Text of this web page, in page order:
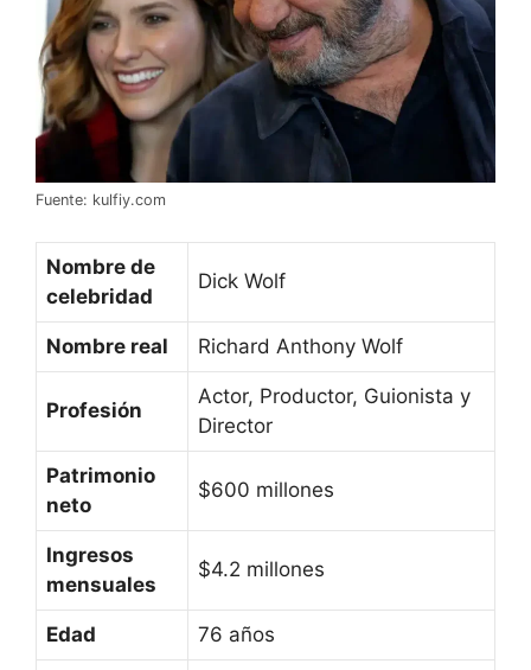
Fuente: kulfiy.com
Nombre de
celebridad
Dick Wolf
Nombre real Richard Anthony Wolf
Profesión
Actor, Productor, Guionista y
Director
Patrimonio
neto
$600 millones
Ingresos
mensuales
$4.2 millones
Edad 76 años